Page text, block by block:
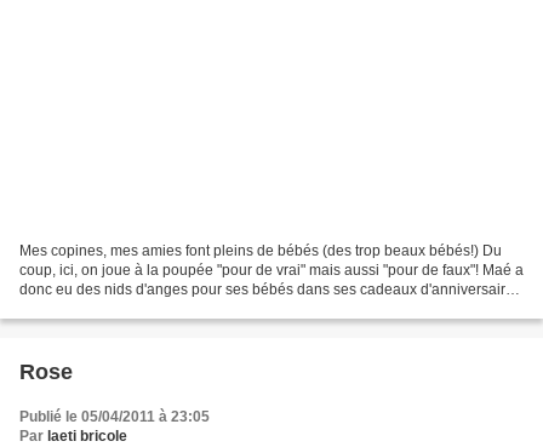
Mes copines, mes amies font pleins de bébés (des trop beaux bébés!) Du
coup, ici, on joue à la poupée "pour de vrai" mais aussi "pour de faux"! Maé a
donc eu des nids d'anges pour ses bébés dans ses cadeaux d'anniversaire,
Rose
Publié le 05/04/2011 à 23:05
Par laeti bricole